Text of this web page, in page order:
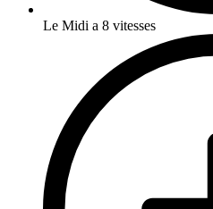
Le Midi a 8 vitesses